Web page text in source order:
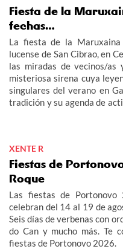
Fiesta de la
fechas…
La fiesta de la
lucense de San Cibrao, en
las miradas de vecinos/
misteriosa sirena cuya
singulares del verano en
tradición y su agenda de
XENTE R
Fiestas de
Roque
Las fiestas de
celebran del 14 al 19 de
Seis días de verbenas con
do Can y mucho más. Te
fiestas de Portonovo 2026.